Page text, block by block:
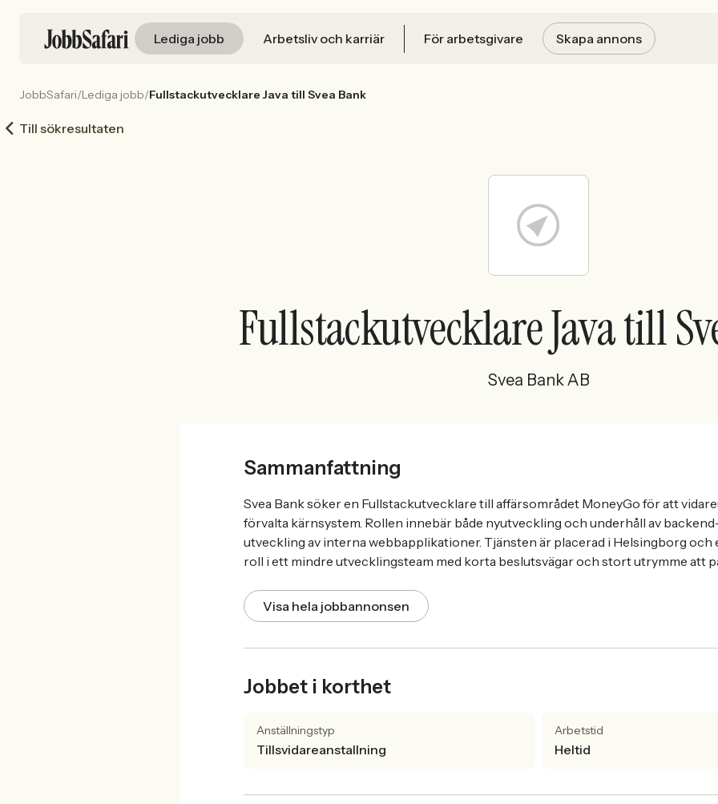
Lediga jobb Arbetsliv och karriär För arbetsgivare Skapa annons
JobbSafari/Lediga jobb/Fullstackutvecklare Java till Svea Bank
Till sökresultaten
Fullstackutvecklare Java till
Svea Bank AB
Sammanfattning
Svea Bank söker en Fullstackutvecklare till affärsområdet MoneyGo för att
förvalta kärnsystem. Rollen innebär både nyutveckling och underhåll av
utveckling av interna webbapplikationer. Tjänsten är placerad i Helsingborg
roll i ett mindre utvecklingsteam med korta beslutsvägar och stort utrymme att
Visa hela jobbannonsen
Jobbet i korthet
Anställningstyp
Tillsvidareanstallning
Arbetstid
Heltid